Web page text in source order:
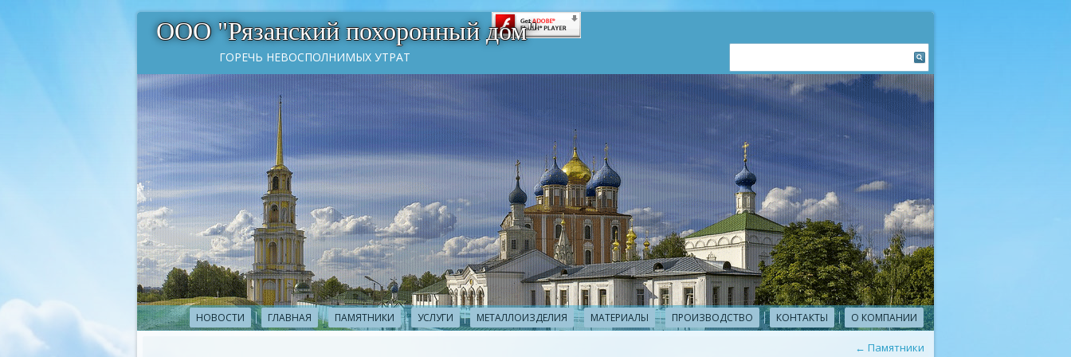
ООО "Рязанский похоронный дом"
ГОРЕЧЬ НЕВОСПОЛНИМЫХ УТРАТ
НОВОСТИ ГЛАВНАЯ ПАМЯТНИКИ УСЛУГИ МЕТАЛЛОИЗДЕЛИЯ МАТЕРИАЛЫ ПРОИЗВОДСТВО КОНТАКТЫ О КОМПАНИИ
← Памятники